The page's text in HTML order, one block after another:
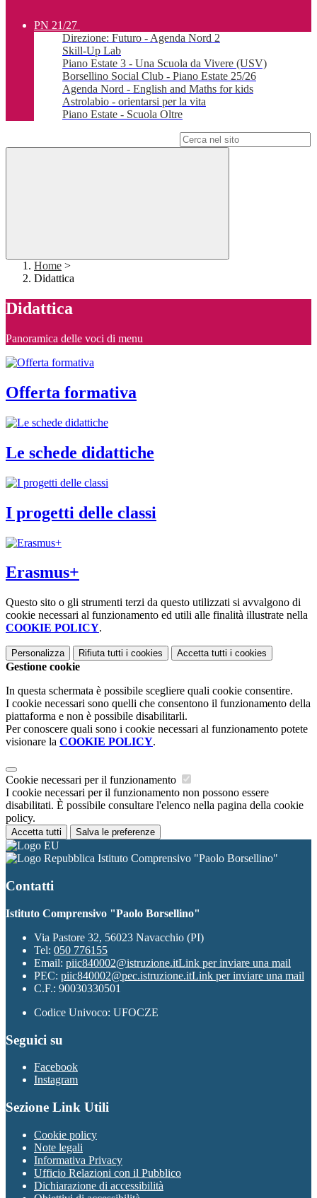
PN 21/27
Direzione: Futuro - Agenda Nord 2
Skill-Up Lab
Piano Estate 3 - Una Scuola da Vivere (USV)
Borsellino Social Club - Piano Estate 25/26
Agenda Nord - English and Maths for kids
Astrolabio - orientarsi per la vita
Piano Estate - Scuola Oltre
Home >
Didattica
Didattica
Panoramica delle voci di menu
Offerta formativa
Le schede didattiche
I progetti delle classi
Erasmus+
Questo sito o gli strumenti terzi da questo utilizzati si avvalgono di
cookie necessari al funzionamento ed utili alle finalità illustrate nella
COOKIE POLICY.
Personalizza Rifiuta tutti i cookies Accetta tutti i cookies
Gestione cookie
In questa schermata è possibile scegliere quali cookie consentire.
I cookie necessari sono quelli che consentono il funzionamento della
piattaforma e non è possibile disabilitarli.
Per conoscere quali sono i cookie necessari al funzionamento potete
visionare la COOKIE POLICY.
Cookie necessari per il funzionamento
I cookie necessari per il funzionamento non possono essere
disabilitati. È possibile consultare l'elenco nella pagina della cookie
policy.
Accetta tutti Salva le preferenze
Istituto Comprensivo "Paolo Borsellino"
Contatti
Istituto Comprensivo "Paolo Borsellino"
Via Pastore 32, 56023 Navacchio (PI)
Tel: 050 776155
Email: piic840002@istruzione.itLink per inviare una mail
PEC: piic840002@pec.istruzione.itLink per inviare una mail
C.F.: 90030330501
Codice Univoco: UFOCZE
Seguici su
Facebook
Instagram
Sezione Link Utili
Cookie policy
Note legali
Informativa Privacy
Ufficio Relazioni con il Pubblico
Dichiarazione di accessibilità